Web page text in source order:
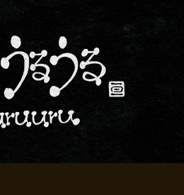
い地
グ
からのお知らせ